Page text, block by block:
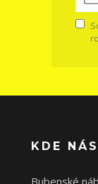
KDE
Bubenské